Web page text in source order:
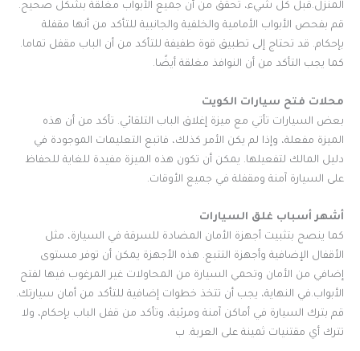
المنزل.قبل كل شيء، تحقق من أن جميع الأبواب مغلقة بشكل صحيح.
قم بفحص الأبواب الأمامية والخلفية والجانبية للتأكد من أنها مقفلة
بإحكام. قد تحتاج إلى تطبيق قوة طفيفة للتأكد من أن الباب مقفل تماما.
كما يجب التأكد من أن النوافذ مغلقة أيضًا.
محلات فتح سيارات الكويت
بعض السيارات تأتي مع ميزة إغلاق الباب التلقائي. تأكد من أن هذه
الميزة مفعلة، وإذا لم يكن الأمر كذلك، فاتبع التعليمات الموجودة في
دليل المالك لتفعيلها. يمكن أن تكون هذه الميزة مفيدة للغاية للحفاظ
على السيارة آمنة ومقفلة في جميع الأوقات.
أشهر أسباب غلق السيارات
كما ينصح بتثبيت أجهزة الأمان المضادة للسرقة في السيارة، مثل
الأقفال الإضافية وأجهزة التتبع. هذه الأجهزة يمكن أن توفر مستوى
إضافي من الأمان وتحمي السيارة من المحاولات غير المرغوب فيها لفتح
الأبواب.في النهاية، يجب أن تتخذ خطوات إضافية للتأكد من أمان سيارتك.
قم بترك السيارة في أماكن آمنة ومرئية، وتأكد من قفل الباب بإحكام، ولا
تترك أي مقتنيات ثمينة على العربة. ب